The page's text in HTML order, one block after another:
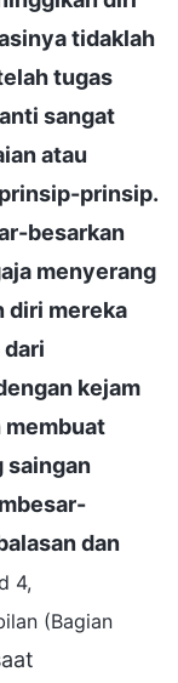
tidaklah
tugas
sangat
atau
prinsip.
besarkan
menyerang
diri mereka
kejam
membuat
saingan
dan
4,
(Bagian